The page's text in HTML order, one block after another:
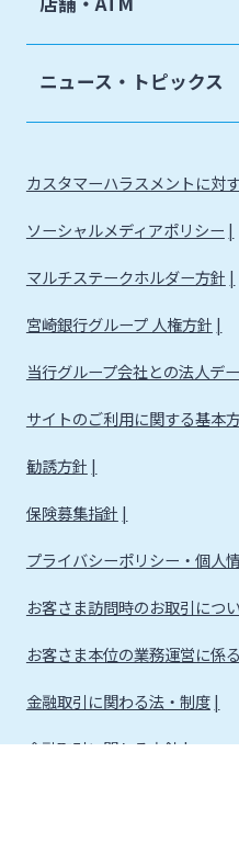
ニュース・トピックス
カスタマーハラスメントに対
ソーシャルメディアポリシー
マルチステークホルダー方針
宮崎銀行グループ 人権方針
当行グループ会社との法人デ
サイトのご利用に関する基本
勧誘方針
保険募集指針
プライバシーポリシー・個人
お客さま訪問時のお取引につ
お客さま本位の業務運営に係
金融取引に関わる法・制度
金融取引に関わる方針